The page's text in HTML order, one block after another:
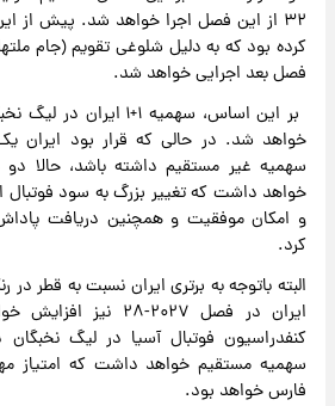
۳۲ از این فصل اجرا خواهد شد. پیش از
کرده بود که به دلیل شلوغی تقویم (جام
فصل بعد اجرایی خواهد شد.
بر این اساس، سهمیه ۱+۱
خواهد شد. در حالی که قرار بود
سهمیه غیر مستقیم داشته باشد، حالا
خواهد داشت که تغییر بزرگ به سود
و امکان موفقیت و همچنین دریافت
کرد.
البته باتوجه به برتری ایران نسبت به قطر
ایران در فصل ۲۰۲۷-۲۸
کنفدراسیون فوتبال آسیا در لیگ
سهمیه مستقیم خواهد داشت که امتیاز
فارس خواهد بود.